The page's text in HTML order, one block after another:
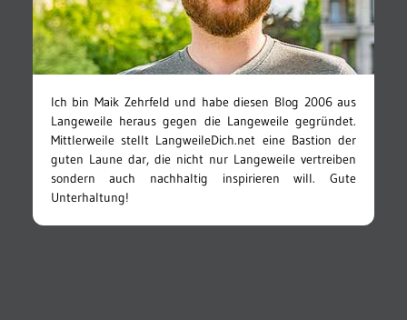
Ich bin Maik Zehrfeld und habe diesen Blog 2006 aus
Langeweile heraus gegen die Langeweile gegründet.
Mittlerweile stellt LangweileDich.net eine Bastion der
guten Laune dar, die nicht nur Langeweile vertreiben
sondern auch nachhaltig inspirieren will. Gute
Unterhaltung!